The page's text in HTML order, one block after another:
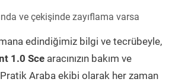
ve çekişinde zayıflama varsa
edindiğimiz bilgi ve tecrübeyle,
1.0 Sce aracınızın bakım ve
Araba ekibi olarak her zaman